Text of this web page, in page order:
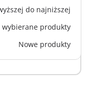
do najniższej
wybierane produkty
Nowe produkty
Zabawa na plaży
zł
do koszyka